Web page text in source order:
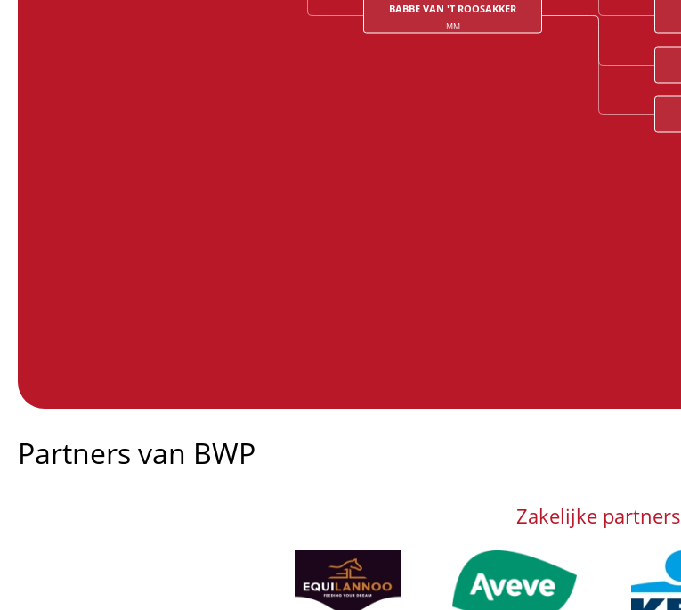
BABBE VAN 'T ROOSAKKER
MM
Partners van BWP
Zakelijke partners
Afbeelding Afbeelding Afbeelding